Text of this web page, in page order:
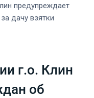
предупреждает
дачу взятки
г.о. Клин
об